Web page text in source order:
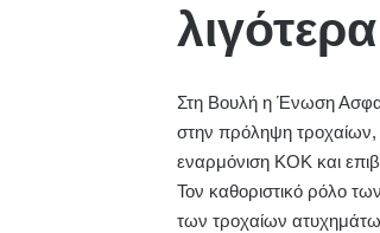
Στη Βουλή η Ένωση
στην πρόληψη τροχαίων,
εναρμόνιση ΚΟΚ και
Τον καθοριστικό ρόλο
των τροχαίων